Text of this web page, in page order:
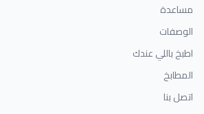
مساعدة
الوصفات
اطبخ باللي عندك
المطابخ
اتصل بنا